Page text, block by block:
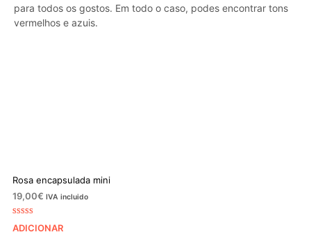
para todos os gostos. Em todo o caso, podes encontrar tons
vermelhos e azuis.
Rosa encapsulada mini
19,00€ IVA incluido
com5.00em
ADICIONAR